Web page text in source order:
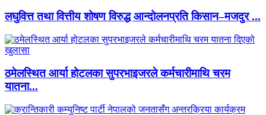
लघुवित्त तथा वित्तीय शोषण विरुद्ध आन्दोलनप्रति किसान–मजदुर ...
ठमेलस्थित आर्या होटलका सुपरभाइजरले कर्मचारीमाथि चरम
यातना...